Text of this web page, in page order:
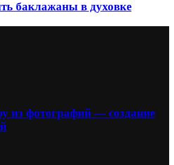
баклажаны в духовке
из фотографий — создание